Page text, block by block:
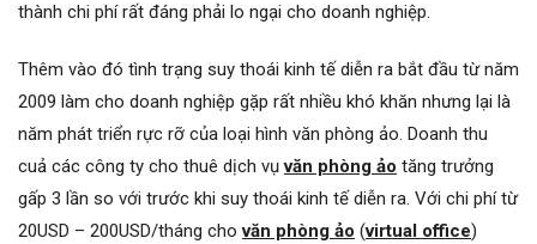
thành chi phí rất đáng phải lo ngại cho doanh nghiệp.
Thêm vào đó tình trạng suy thoái kinh tế diễn ra bắt đầu từ năm
2009 làm cho doanh nghiệp gặp rất nhiều khó khăn nhưng lại là
năm phát triển rực rỡ của loại hình văn phòng ảo. Doanh thu
cuả các công ty cho thuê dịch vụvăn phòng ảo tăng trưởng
gấp 3 lần so với trước khi suy thoái kinh tế diễn ra. Với chi phí từ
20USD – 200USD/tháng chovăn phòng ảo (virtual office)